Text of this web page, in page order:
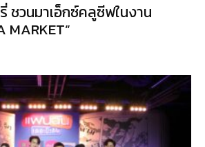
ชวนมาเอ็กซ์คลูซีฟในงาน
MARKET”